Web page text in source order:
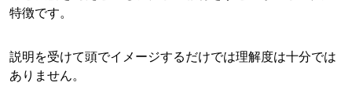
特徴です。
説明を受けて頭でイメージするだけでは理解度は十分では
ありません。